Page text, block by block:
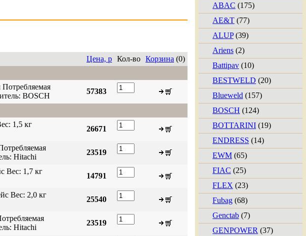
Цена, р Кол-во Корзина (0)
Потребляемая
BOSCH
57383
1,5 кг
26671
Hitachi
23519
Вес: 1,7 кг
14791
Вес: 2,0 кг
25540
Hitachi
23519
ABAC (175)
AE&T (77)
ALUP(39)
Ariens (2)
Battipav (10)
BESTWELD (20)
Blueweld (157)
BOSCH (124)
BOTTARINI (19)
ENDRESS (14)
EWM (65)
FIAC (25)
FLEX (23)
Fubag (68)
Genctab (7)
GENPOWER (37)